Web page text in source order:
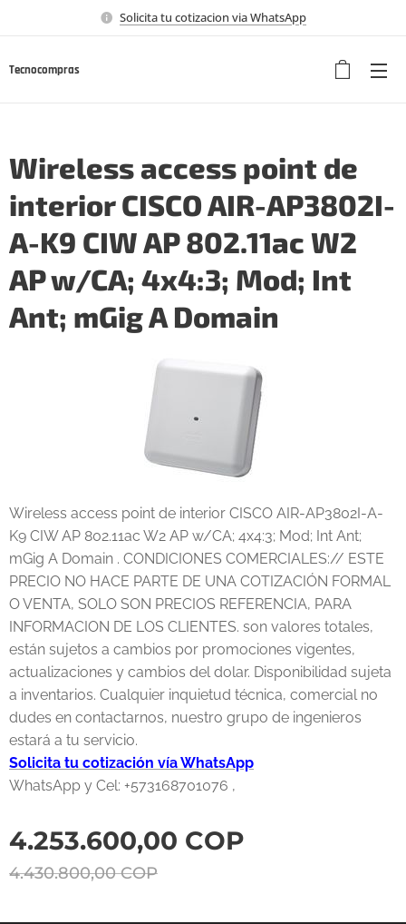
Solicita tu cotizacion via WhatsApp
Tecnocompras
Wireless access point de
interior CISCO AIR-AP3802I-
A-K9 CIW AP 802.11ac W2
AP w/CA; 4x4:3; Mod; Int
Ant; mGig A Domain
Wireless access point de interior CISCO AIR-AP3802I-A-
K9 CIW AP 802.11ac W2 AP w/CA; 4x4:3; Mod; Int Ant;
mGig A Domain . CONDICIONES COMERCIALES:// ESTE
PRECIO NO HACE PARTE DE UNA COTIZACIÓN FORMAL
O VENTA, SOLO SON PRECIOS REFERENCIA, PARA
INFORMACION DE LOS CLIENTES. son valores totales,
están sujetos a cambios por promociones vigentes,
actualizaciones y cambios del dolar. Disponibilidad sujeta
a inventarios. Cualquier inquietud técnica, comercial no
dudes en contactarnos, nuestro grupo de ingenieros
estará a tu servicio.
Solicita tu cotización vía WhatsApp
WhatsApp y Cel: +573168701076 ,
4.253.600,00 COP
4.430.800,00COP